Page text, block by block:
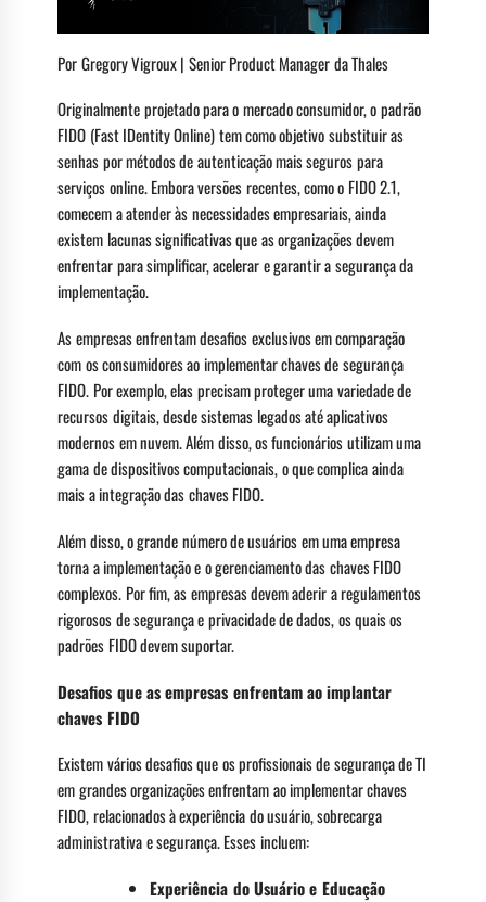
Por Gregory Vigroux | Senior Product Manager da Thales
Originalmente projetado para o mercado consumidor, o padrão
FIDO (Fast IDentity Online) tem como objetivo substituir as
senhas por métodos de autenticação mais seguros para
serviços online. Embora versões recentes, como o FIDO 2.1,
comecem a atender às necessidades empresariais, ainda
existem lacunas significativas que as organizações devem
enfrentar para simplificar, acelerar e garantir a segurança da
implementação.
As empresas enfrentam desafios exclusivos em comparação
com os consumidores ao implementar chaves de segurança
FIDO. Por exemplo, elas precisam proteger uma variedade de
recursos digitais, desde sistemas legados até aplicativos
modernos em nuvem. Além disso, os funcionários utilizam uma
gama de dispositivos computacionais, o que complica ainda
mais a integração das chaves FIDO.
Além disso, o grande número de usuários em uma empresa
torna a implementação e o gerenciamento das chaves FIDO
complexos. Por fim, as empresas devem aderir a regulamentos
rigorosos de segurança e privacidade de dados, os quais os
padrões FIDO devem suportar.
Desafios que as empresas enfrentam ao implantar
chaves FIDO
Existem vários desafios que os profissionais de segurança de TI
em grandes organizações enfrentam ao implementar chaves
FIDO, relacionados à experiência do usuário, sobrecarga
administrativa e segurança. Esses incluem:
Experiência do Usuário e Educação